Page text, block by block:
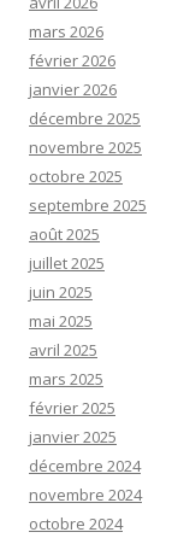
mars 2026
février 2026
janvier 2026
décembre 2025
novembre 2025
octobre 2025
septembre 2025
août 2025
juillet 2025
juin 2025
mai 2025
avril 2025
mars 2025
février 2025
janvier 2025
décembre 2024
novembre 2024
octobre 2024